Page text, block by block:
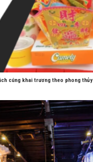
cúng khai trương theo phong thủy